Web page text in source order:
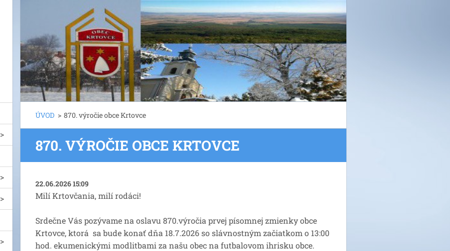
ÚVOD > 870. výročie obce Krtovce
870. VÝROČIE OBCE KRTOVCE
22.06.2026 15:09
Milí Krtovčania, milí rodáci!
Srdečne Vás pozývame na oslavu 870.výročia prvej písomnej zmienky obce
Krtovce, ktorá sa bude konať dňa 18.7.2026 so slávnostným začiatkom o 13:00
hod. ekumenickými modlitbami za našu obec na futbalovom ihrisku obce.